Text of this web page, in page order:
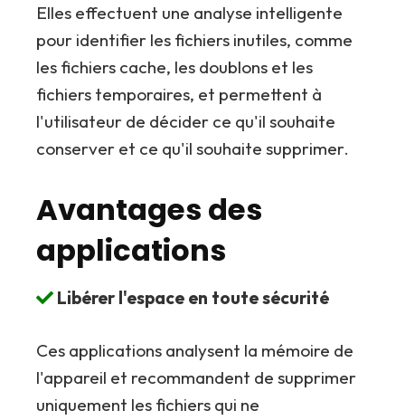
Elles effectuent une analyse intelligente
pour identifier les fichiers inutiles, comme
les fichiers cache, les doublons et les
fichiers temporaires, et permettent à
l'utilisateur de décider ce qu'il souhaite
conserver et ce qu'il souhaite supprimer.
Avantages des
applications
Libérer l'espace en toute sécurité
Ces applications analysent la mémoire de
l'appareil et recommandent de supprimer
uniquement les fichiers qui ne